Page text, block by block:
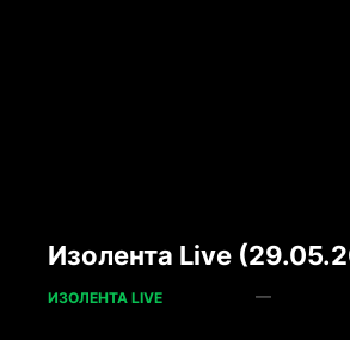
Изолента Live
ИЗОЛЕНТА LIVE —